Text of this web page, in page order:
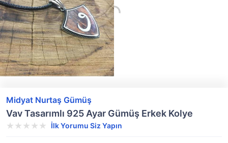
Midyat Nurtaş Gümüş
Vav Tasarımlı 925 Ayar Gümüş Erkek Kolye
İlk Yorumu Siz Yapın